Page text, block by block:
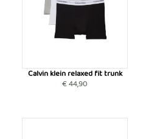
Calvin klein relaxed fit trunk
€ 44,90